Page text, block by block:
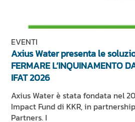
EVENTI
Axius Water presenta le
FERMARE L’INQUINAMENTO
IFAT 2026
Axius Water è stata fondata nel
Impact Fund di KKR, in
Partners. I